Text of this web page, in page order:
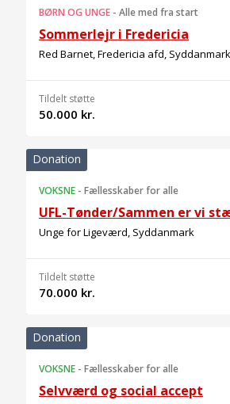
BØRN OG UNGE - Alle med fra start
Sommerlejr i Fredericia
Red Barnet, Fredericia afd, Syddanmark
Tildelt støtte
50.000 kr.
Donation
VOKSNE - Fællesskaber for alle
UFL-Tønder/Sammen er vi
Unge for Ligeværd, Syddanmark
Tildelt støtte
70.000 kr.
Donation
VOKSNE - Fællesskaber for alle
Selvværd og social accept